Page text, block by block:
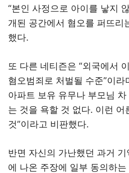
“본인 사정으로 아이를 낳지
개된 공간에서 혐오를 퍼뜨리
했다.
또 다른 네티즌은 “외국에서
혐오범죄로 처벌될 수준”이라
아파트 보유 유무나 부모님
는 것을 욕할 것 없다. 이런 어
것”이라고 비판했다.
반면 자신의 가난했던 과거
에 나온 주장에 일부 동의하